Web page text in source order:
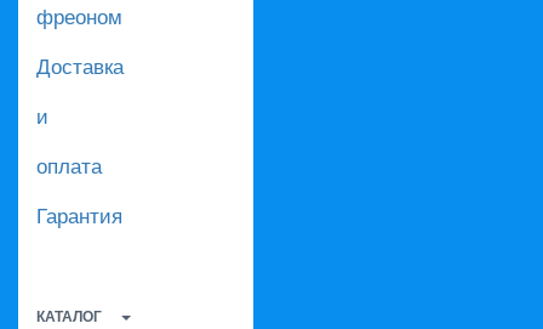
фреоном
Доставка
и
оплата
Гарантия
КАТАЛОГ